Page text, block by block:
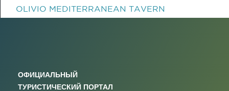
OLIVIO MEDITERRANEAN TAVERN
ОФИЦИАЛЬНЫЙ
ТУРИСТИЧЕСКИЙ ПОРТАЛ